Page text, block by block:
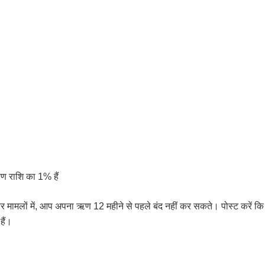
का 1% हैं
मामलों में, आप अपना ऋण 12 महीने से पहले बंद नहीं कर सकते। पोस्ट करें कि